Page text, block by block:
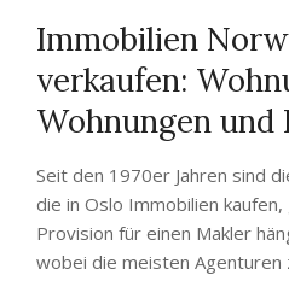
Immobilien
verkaufen:
Wohnungen und
Seit den 1970er Jahren sind
die in Oslo Immobilien
Provision für einen Makler
wobei die meisten Agenturen